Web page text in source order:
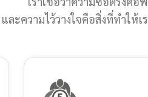
และความไว้วางใจคือสิ่งที่ทำให้